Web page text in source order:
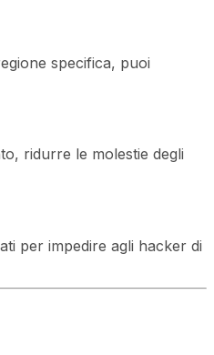
specifica, puoi
ridurre le molestie degli
per impedire agli hacker di